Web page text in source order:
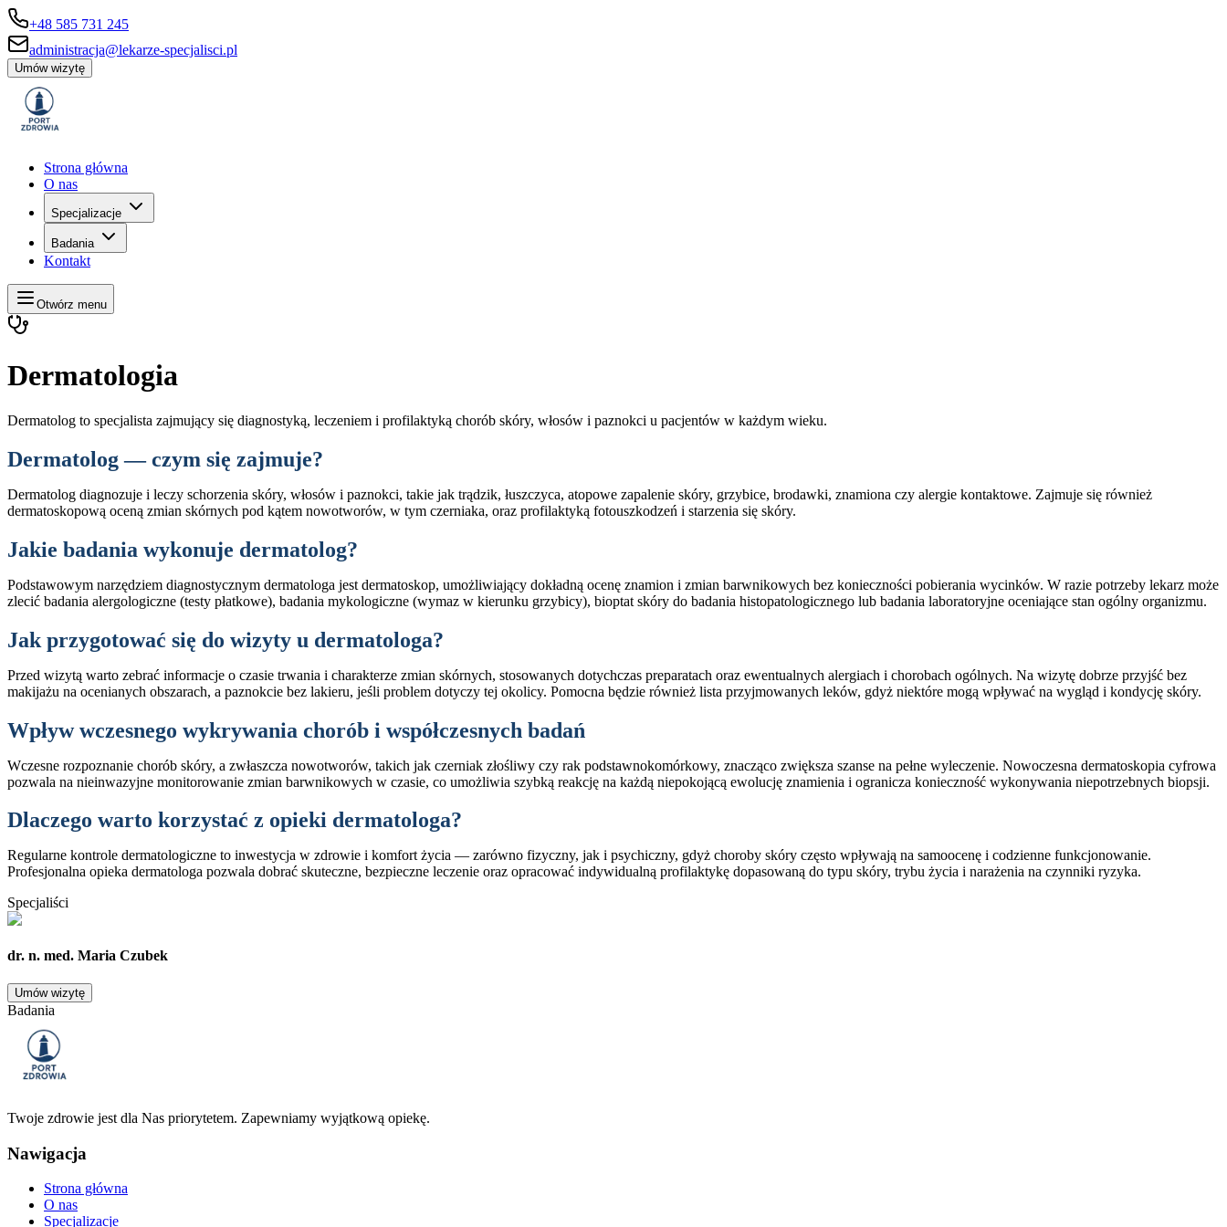
+48 585 731 245
administracja@lekarze-specjalisci.pl
Umów wizytę
Strona główna
O nas
Specjalizacje
Badania
Kontakt
Otwórz menu
Dermatologia
Dermatolog to specjalista zajmujący się diagnostyką, leczeniem i profilaktyką chorób skóry, włosów i paznokci u pacjentów w każdym wieku.
Dermatolog — czym się zajmuje?
Dermatolog diagnozuje i leczy schorzenia skóry, włosów i paznokci, takie jak trądzik, łuszczyca, atopowe zapalenie skóry, grzybice, brodawki, znamiona czy alergie kontaktowe. Zajmuje się również
dermatoskopową oceną zmian skórnych pod kątem nowotworów, w tym czerniaka, oraz profilaktyką fotouszkodzeń i starzenia się skóry.
Jakie badania wykonuje dermatolog?
Podstawowym narzędziem diagnostycznym dermatologa jest dermatoskop, umożliwiający dokładną ocenę znamion i zmian barwnikowych bez konieczności pobierania wycinków. W razie potrzeby lekarz może
zlecić badania alergologiczne (testy płatkowe), badania mykologiczne (wymaz w kierunku grzybicy), bioptat skóry do badania histopatologicznego lub badania laboratoryjne oceniające stan ogólny organizmu.
Jak przygotować się do wizyty u dermatologa?
Przed wizytą warto zebrać informacje o czasie trwania i charakterze zmian skórnych, stosowanych dotychczas preparatach oraz ewentualnych alergiach i chorobach ogólnych. Na wizytę dobrze przyjść bez
makijażu na ocenianych obszarach, a paznokcie bez lakieru, jeśli problem dotyczy tej okolicy. Pomocna będzie również lista przyjmowanych leków, gdyż niektóre mogą wpływać na wygląd i kondycję skóry.
Wpływ wczesnego wykrywania chorób i współczesnych badań
Wczesne rozpoznanie chorób skóry, a zwłaszcza nowotworów, takich jak czerniak złośliwy czy rak podstawnokomórkowy, znacząco zwiększa szanse na pełne wyleczenie. Nowoczesna dermatoskopia cyfrowa
pozwala na nieinwazyjne monitorowanie zmian barwnikowych w czasie, co umożliwia szybką reakcję na każdą niepokojącą ewolucję znamienia i ogranicza konieczność wykonywania niepotrzebnych biopsji.
Dlaczego warto korzystać z opieki dermatologa?
Regularne kontrole dermatologiczne to inwestycja w zdrowie i komfort życia — zarówno fizyczny, jak i psychiczny, gdyż choroby skóry często wpływają na samoocenę i codzienne funkcjonowanie.
Profesjonalna opieka dermatologa pozwala dobrać skuteczne, bezpieczne leczenie oraz opracować indywidualną profilaktykę dopasowaną do typu skóry, trybu życia i narażenia na czynniki ryzyka.
Specjaliści
dr. n. med. Maria Czubek
Umów wizytę
Badania
Twoje zdrowie jest dla Nas priorytetem. Zapewniamy wyjątkową opiekę.
Nawigacja
Strona główna
O nas
Specjalizacje